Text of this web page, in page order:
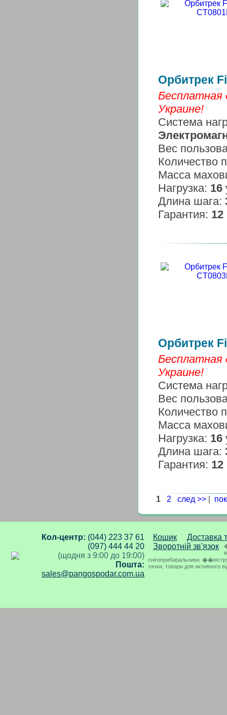
Орбитрек
Бесплатная
Украине!
Система
Вес
Количество
Масса
Нагрузка: 16
Длина шага:
Гарантия: 12
Орбитрек
Бесплатная
Украине!
Система
Вес
Количество
Масса
Нагрузка: 16
Длина шага:
Гарантия: 12
1 2 след >>
Кол-центр: (044) 223 37 61
(097) 444 44 20
(щодня з 9:00 до 19:00)
Пошта:
sales@pangospodar.com.ua
Кошик
Доставка
Зворотній зв'язок
снігоприбиральники.
тачки, товари для активного